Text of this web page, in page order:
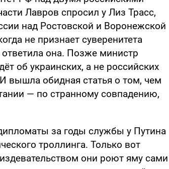
Лавров спросил у Лиз Трасс,
над Ростовской и Воронежской
не признает суверенитета
она. Позже министр
об украинских, а не российских
вышла обидная статья о том, чем
— по странному совпадению,
за годы службы у Путина
троллинга. Только вот
они роют яму сами